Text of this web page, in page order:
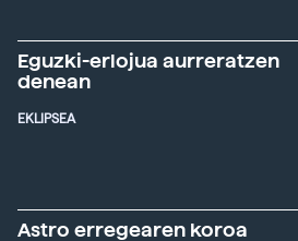
Eguzki-erlojua aurreratzen
denean
EKLIPSEA
Astro erregearen koroa